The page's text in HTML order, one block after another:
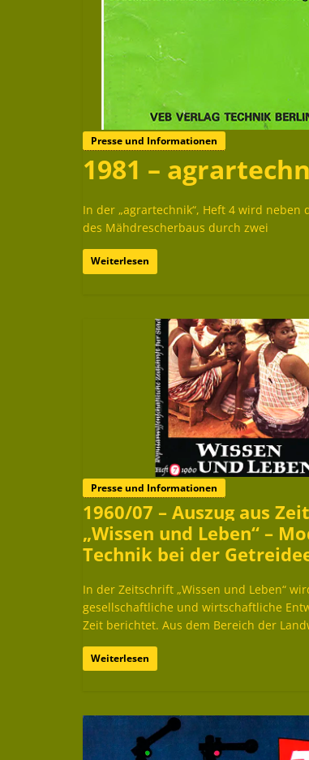
Presse und Informationen
1981 –
In der „agrartechnik“, Heft 4 wird
des Mähdrescherbaus durch zwei
Weiterlesen
Presse und Informationen
1960/07 – Auszug aus
„Wissen und Leben“ –
Technik bei der
In der Zeitschrift „Wissen und Leben“
gesellschaftliche und wirtschaftliche
Zeit berichtet. Aus dem Bereich der
Weiterlesen